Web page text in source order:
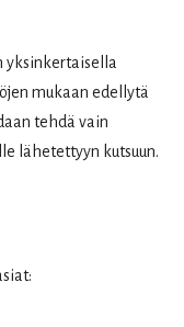
yksinkertaisella
mukaan edellytä
tehdä vain
lähetettyyn kutsuun.